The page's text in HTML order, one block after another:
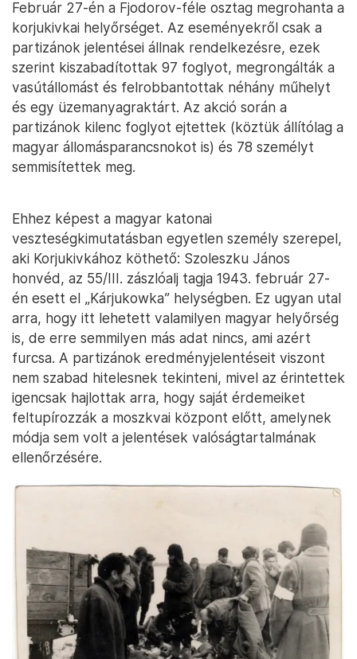
Február 27-én a Fjodorov-féle osztag megrohanta a
korjukivkai helyőrséget. Az eseményekről csak a
partizánok jelentései állnak rendelkezésre, ezek
szerint kiszabadítottak 97 foglyot, megrongálták a
vasútállomást és felrobbantottak néhány műhelyt
és egy üzemanyagraktárt. Az akció során a
partizánok kilenc foglyot ejtettek (köztük állítólag a
magyar állomásparancsnokot is) és 78 személyt
semmisítettek meg.
Ehhez képest a magyar katonai
veszteségkimutatásban egyetlen személy szerepel,
aki Korjukivkához köthető: Szoleszku János
honvéd, az 55/III. zászlóalj tagja 1943. február 27-
én esett el „Kárjukowka” helységben. Ez ugyan utal
arra, hogy itt lehetett valamilyen magyar helyőrség
is, de erre semmilyen más adat nincs, ami azért
furcsa. A partizánok eredményjelentéseit viszont
nem szabad hitelesnek tekinteni, mivel az érintettek
igencsak hajlottak arra, hogy saját érdemeiket
feltupírozzák a moszkvai központ előtt, amelynek
módja sem volt a jelentések valóságtartalmának
ellenőrzésére.